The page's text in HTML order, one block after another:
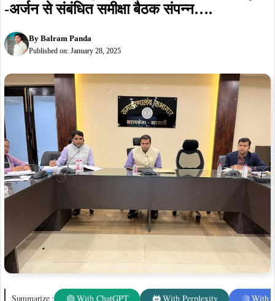
सरायकेला : उपायुक्त के अध्यक्षता मे राजस्व एवं भू
-अर्जन से संबंधित समीक्षा बैठक संपन्न….
By Balram Panda
Published on:January 28, 2025